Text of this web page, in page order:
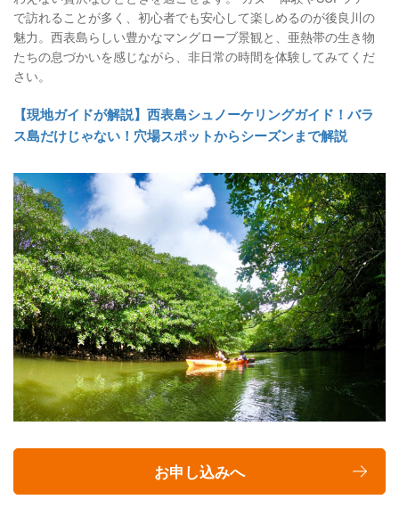
で訪れることが多く、初心者でも安心して楽しめるのが後良川の
魅力。西表島らしい豊かなマングローブ景観と、亜熱帯の生き物
たちの息づかいを感じながら、非日常の時間を体験してみてくだ
さい。
【現地ガイドが解説】西表島シュノーケリングガイド！バラ
ス島だけじゃない！穴場スポットからシーズンまで解説
お申し込みへ